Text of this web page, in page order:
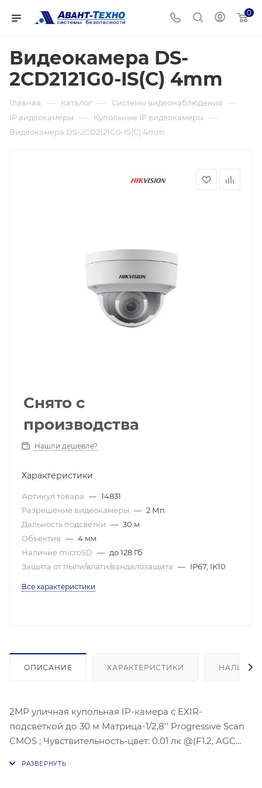
0
Видеокамера DS-
2CD2121G0-IS(C) 4mm
Главная — Каталог — Системы видеонаблюдения —
IP видеокамеры — Купольные IP видеокамеры —
Видеокамера DS-2CD2121G0-IS(C) 4mm
Снято с
производства
Нашли дешевле?
Характеристики
Артикул товара — 14831
Разрешение видеокамеры — 2 Мп
Дальность подсветки — 30 м
Объектив — 4 мм
Наличие microSD — до 128 Гб
Защита от пыли/влаги/вандалозащита — IP67, IK10
Все характеристики
ОПИСАНИЕ ХАРАКТЕРИСТИКИ НАЛИЧИЕ
2МР уличная купольная IP-камера с EXIR-
подсветкой до 30 м Матрица-1/2,8'' Progressive Scan
CMOS ; Чувствительность-цвет: 0.01 лк @(F1.2, AGC